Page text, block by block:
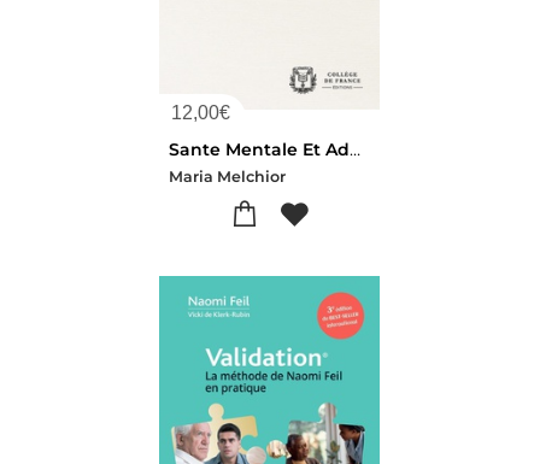
12,00€
Sante Mentale Et Addictions : De L'intime Au Populationnel
Maria Melchior